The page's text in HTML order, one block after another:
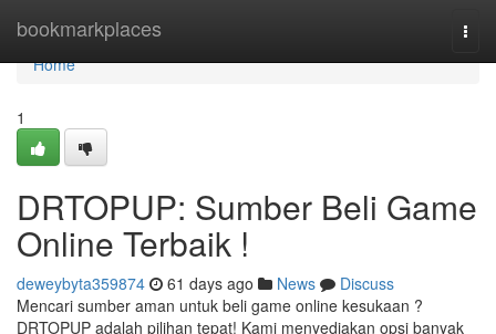
bookmarkplaces
Home
Home
1
DRTOPUP: Sumber Beli Game
Online Terbaik !
deweybyta359874 61 days ago News
Discuss
Mencari sumber aman untuk beli game online kesukaan ?
DRTOPUP adalah pilihan tepat! Kami menyediakan opsi banyak